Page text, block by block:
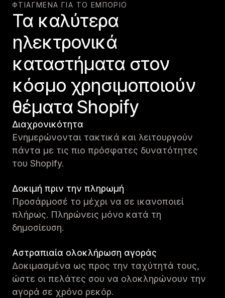
ΦΤΙΑΓΜΈΝΑ ΓΙΑ ΤΟ ΕΜΠΌΡΙΟ
Τα καλύτερα
ηλεκτρονικά
καταστήματα στον
κόσμο χρησιμοποιούν
θέματα Shopify
Διαχρονικότητα
Ενημερώνονται τακτικά και λειτουργούν
πάντα με τις πιο πρόσφατες δυνατότητες
του Shopify.
Δοκιμή πριν την πληρωμή
Προσάρμοσέ το μέχρι να σε ικανοποιεί
πλήρως. Πληρώνεις μόνο κατά τη
δημοσίευση.
Αστραπιαία ολοκλήρωση αγοράς
Δοκιμασμένα ως προς την ταχύτητά τους,
ώστε οι πελάτες σου να ολοκληρώνουν την
αγορά σε χρόνο ρεκόρ.